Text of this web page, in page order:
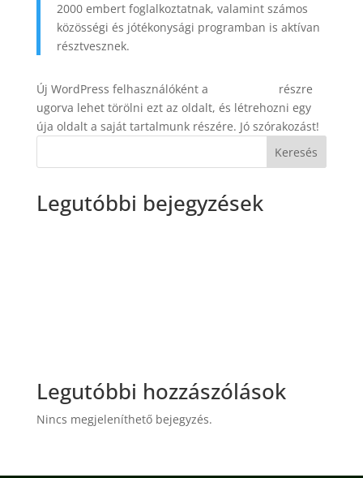
2000 embert foglalkoztatnak, valamint számos
közösségi és jótékonysági programban is aktívan
résztvesznek.
Új WordPress felhasználóként a
részre
ugorva lehet törölni ezt az oldalt, és létrehozni egy
úja oldalt a saját tartalmunk részére. Jó szórakozást!
Keresés
Legutóbbi bejegyzések
Legutóbbi hozzászólások
Nincs megjeleníthető bejegyzés.